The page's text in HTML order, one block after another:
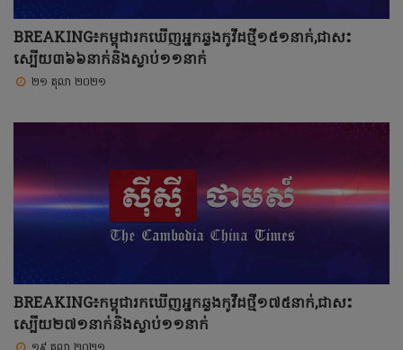
BREAKING៖កម្ពុជារកឃើញអ្នកឆ្លងកូវីដថ្មី១៥១នាក់,ជាសះ
ស្បើយ៣៦៦នាក់និងស្លាប់១១នាក់
២១ តុលា ២០២១
BREAKING៖កម្ពុជារកឃើញអ្នកឆ្លងកូវីដថ្មី១៧៥នាក់,ជាសះ
ស្បើយ២៧១នាក់និងស្លាប់១១នាក់